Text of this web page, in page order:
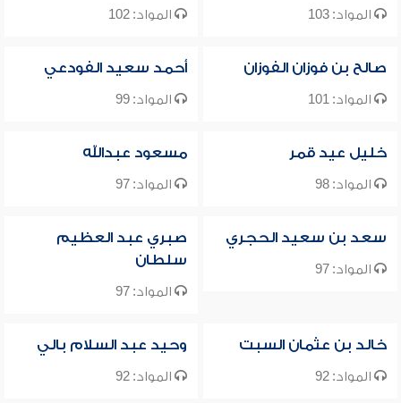
المواد: 103 المواد: 102
صالح بن فوزان الفوزان
المواد: 101
أحمد سعيد الفودعي
المواد: 99
خليل عيد قمر
المواد: 98
مسعود عبدالله
المواد: 97
سعد بن سعيد الحجري
المواد: 97
صبري عبد العظيم
سلطان
المواد: 97
خالد بن عثمان السبت
المواد: 92
وحيد عبد السلام بالي
المواد: 92